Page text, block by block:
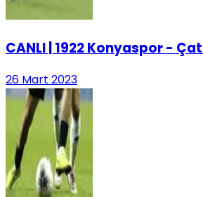
CANLI | 1922 Konyaspor -
26 Mart 2023